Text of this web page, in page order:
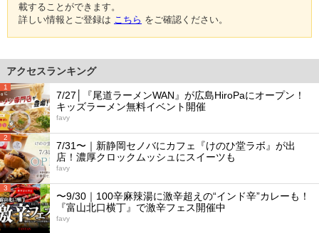
載することができます。
詳しい情報とご登録は こちら をご確認ください。
アクセスランキング
1
7/27│『尾道ラーメンWAN』が広島HiroPaにオープン！
キッズラーメン無料イベント開催
favy
2
7/31〜｜新静岡セノバにカフェ『けのひ堂ラボ』が出
店！濃厚クロックムッシュにスイーツも
favy
3
〜9/30｜100辛麻辣湯に激辛超えの“インド辛”カレーも！
『富山北口横丁』で激辛フェス開催中
favy